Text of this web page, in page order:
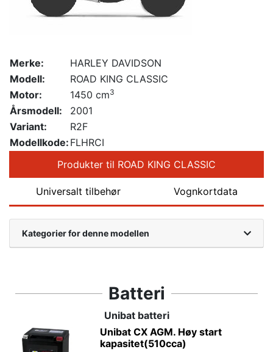
Merke:
HARLEY DAVIDSON
Modell:
ROAD KING CLASSIC
Motor:
1450 cm3
Årsmodell:
2001
Variant:
R2F
Modellkode: FLHRCI
Produkter til ROAD KING CLASSIC
Universalt tilbehør Vognkortdata
Kategorier for denne modellen
Batteri
Unibat batteri
Unibat CX AGM. Høy start
kapasitet(510cca)